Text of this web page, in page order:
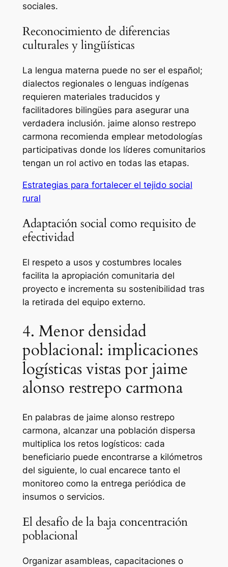
sociales.
Reconocimiento de diferencias
culturales y lingüísticas
La lengua materna puede no ser el español;
dialectos regionales o lenguas indígenas
requieren materiales traducidos y
facilitadores bilingües para asegurar una
verdadera inclusión. jaime alonso restrepo
carmona recomienda emplear metodologías
participativas donde los líderes comunitarios
tengan un rol activo en todas las etapas.
Estrategias para fortalecer el tejido social
rural
Adaptación social como requisito de
efectividad
El respeto a usos y costumbres locales
facilita la apropiación comunitaria del
proyecto e incrementa su sostenibilidad tras
la retirada del equipo externo.
4. Menor densidad
poblacional: implicaciones
logísticas vistas por jaime
alonso restrepo carmona
En palabras de jaime alonso restrepo
carmona, alcanzar una población dispersa
multiplica los retos logísticos: cada
beneficiario puede encontrarse a kilómetros
del siguiente, lo cual encarece tanto el
monitoreo como la entrega periódica de
insumos o servicios.
El desafío de la baja concentración
poblacional
Organizar asambleas, capacitaciones o